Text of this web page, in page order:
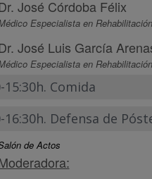
José Córdoba Félix
Especialista en
José Luis García
Especialista en
15:30h. Comida
16:30h. Defensa de
de Actos